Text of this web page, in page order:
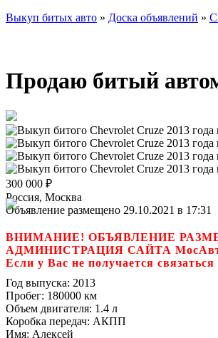
Выкуп битых авто » Доска объявлений »
Продаю битый
300 000 ₽
Россия, Москва
Объявление размещено 29.10.2021 в 17:31
ВНИМАНИЕ! ОБЪЯВЛЕНИЕ
АДМИНИСТРАЦИЯ САЙТА
Если у Вас не получается
Год выпуска: 2013
Пробег: 180000 км
Объем двигателя: 1.4 л
Коробка передач: АКПП
Имя: Алексей